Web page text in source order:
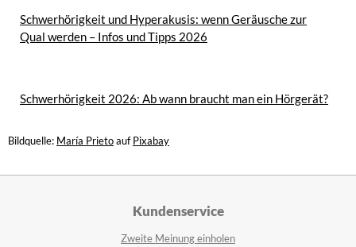
Schwerhörigkeit und Hyperakusis: wenn Geräusche zur
Qual werden – Infos und Tipps 2026
Schwerhörigkeit 2026: Ab wann braucht man ein Hörgerät?
Bildquelle: María PrietoaufPixabay
Kundenservice
Zweite Meinung einholen